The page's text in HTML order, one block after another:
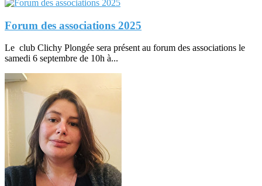
Forum des associations 2025
Le club Clichy Plongée sera présent au forum des associations le
samedi 6 septembre de 10h à...